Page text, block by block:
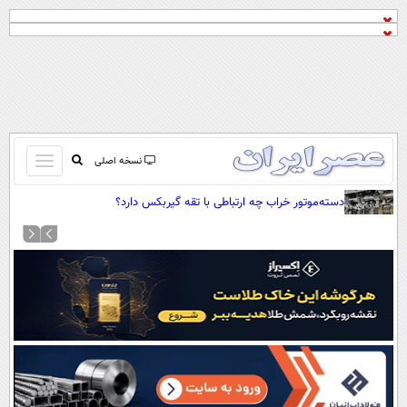
نسخه اصلی
باز
و
کردن
صفحه اول
آرشیو
نظرسنجی
آب و هوا
اوقات شرعی
سواد زندگی
دسته‌موتور خراب چه ارتباطی با تقه گیربکس دارد؟